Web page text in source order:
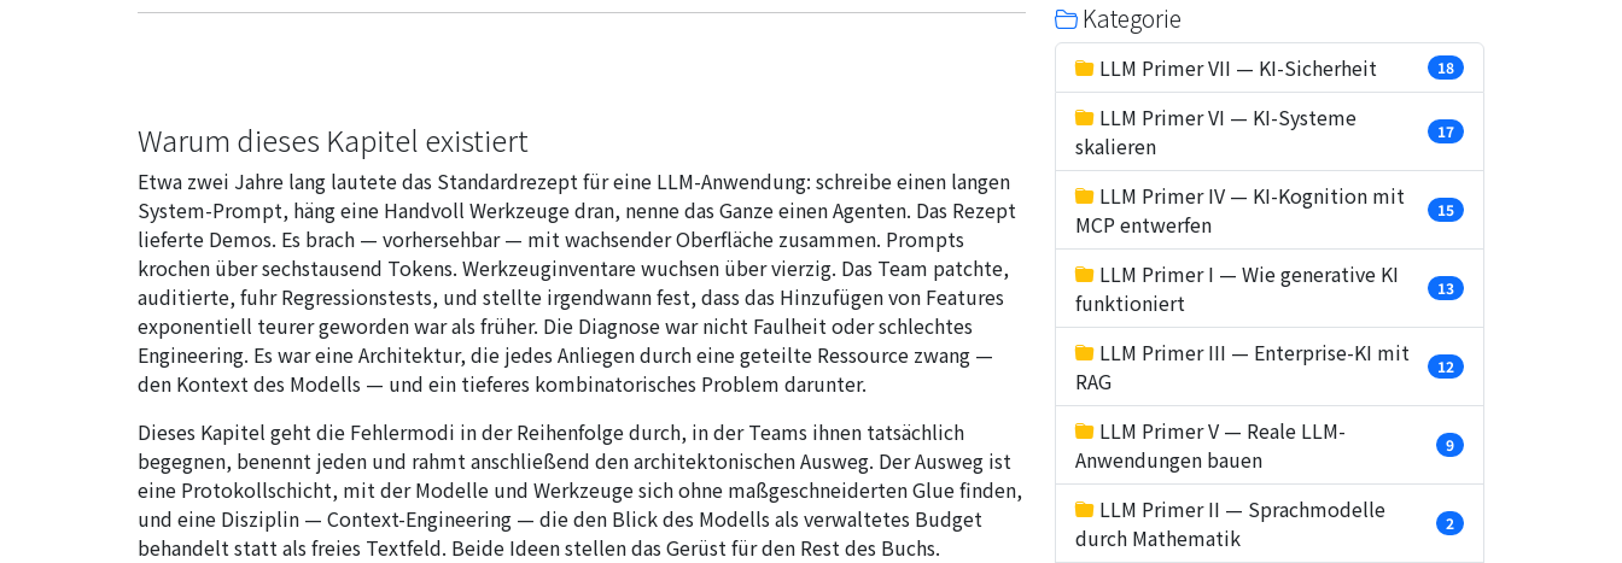
Warum dieses Kapitel existiert
Etwa zwei Jahre lang lautete das Standardrezept für eine LLM-Anwendung: schreibe einen langen
System-Prompt, häng eine Handvoll Werkzeuge dran, nenne das Ganze einen Agenten. Das Rezept
lieferte Demos. Es brach — vorhersehbar — mit wachsender Oberfläche zusammen. Prompts
krochen über sechstausend Tokens. Werkzeuginventare wuchsen über vierzig. Das Team patchte,
auditierte, fuhr Regressionstests, und stellte irgendwann fest, dass das Hinzufügen von Features
exponentiell teurer geworden war als früher. Die Diagnose war nicht Faulheit oder schlechtes
Engineering. Es war eine Architektur, die jedes Anliegen durch eine geteilte Ressource zwang —
den Kontext des Modells — und ein tieferes kombinatorisches Problem darunter.
Dieses Kapitel geht die Fehlermodi in der Reihenfolge durch, in der Teams ihnen tatsächlich
begegnen, benennt jeden und rahmt anschließend den architektonischen Ausweg. Der Ausweg ist
eine Protokollschicht, mit der Modelle und Werkzeuge sich ohne maßgeschneiderten Glue finden,
und eine Disziplin — Context-Engineering — die den Blick des Modells als verwaltetes Budget
behandelt statt als freies Textfeld. Beide Ideen stellen das Gerüst für den Rest des Buchs.
Kategorie
LLM Primer VII — KI-Sicherheit 18
LLM Primer VI — KI-Systeme
skalieren
17
LLM Primer IV — KI-Kognition mit
MCP entwerfen
15
LLM Primer I — Wie generative KI
funktioniert
13
LLM Primer III — Enterprise-KI mit
RAG
12
LLM Primer V — Reale LLM-
Anwendungen bauen
9
LLM Primer II — Sprachmodelle
durch Mathematik
2